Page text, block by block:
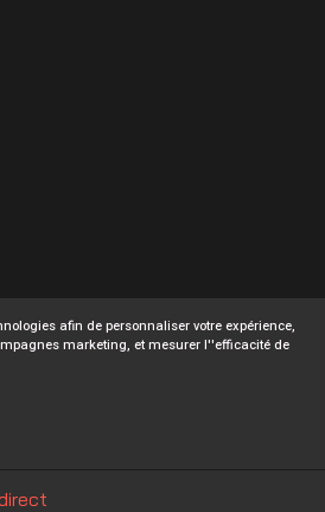
afin de personnaliser votre expérience,
marketing, et mesurer l''efficacité de